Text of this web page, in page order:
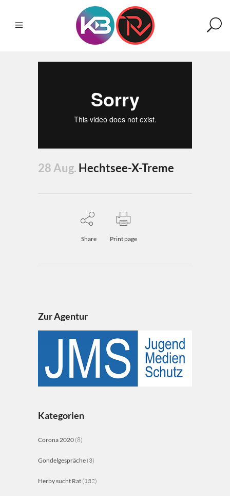
28 Aug. Hechtsee-X-Treme
Share Print page
Zur Agentur
Kategorien
Corona 2020 (8)
Gondelgespräche (3)
Herby sucht Rat (132)